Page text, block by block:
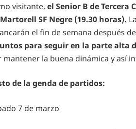
visitante, el Senior B de
Martorell SF Negre (19.30 horas).
el fin de semana después
para seguir en la parte alta
mantener la buena dinámica y así
de la genda de partidos:
7 de marzo